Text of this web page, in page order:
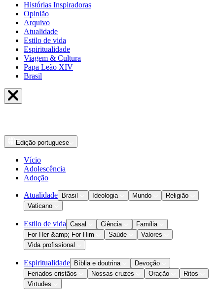
Histórias Inspiradoras
Opinião
Arquivo
Atualidade
Estilo de vida
Espiritualidade
Viagem & Cultura
Papa Leão XIV
Brasil
Edição portuguese
Vício
Adolescência
Adoção
Atualidade Brasil Ideologia Mundo
Religião
Vaticano
Estilo de vida Casal Ciência
Família
For Her &amp; For Him
Saúde
Valores
Vida profissional
Espiritualidade Bíblia e doutrina
Devoção
Feriados cristãos
Nossas cruzes Oração
Ritos
Virtudes